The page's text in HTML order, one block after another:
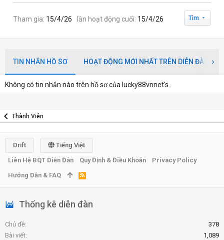
Tham gia 15/4/26 lần hoạt động cuối 15/4/26 Tìm
TIN NHẮN HỒ SƠ HOẠT ĐỘNG MỚI NHẤT TRÊN DIỄN ĐÀN
Không có tin nhắn nào trên hồ sơ của lucky88vnnet's .
Thành Viên
Thống kê diễn đàn
Chủ đề
378
Bài viết
1,089
Drift
Tiếng Việt
Liên Hệ BQT Diễn Đàn
Quy Định & Điều Khoản
Privacy Policy
Hướng Dẫn & FAQ
R
S